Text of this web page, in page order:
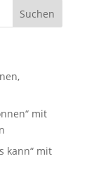
mit
kann“ mit